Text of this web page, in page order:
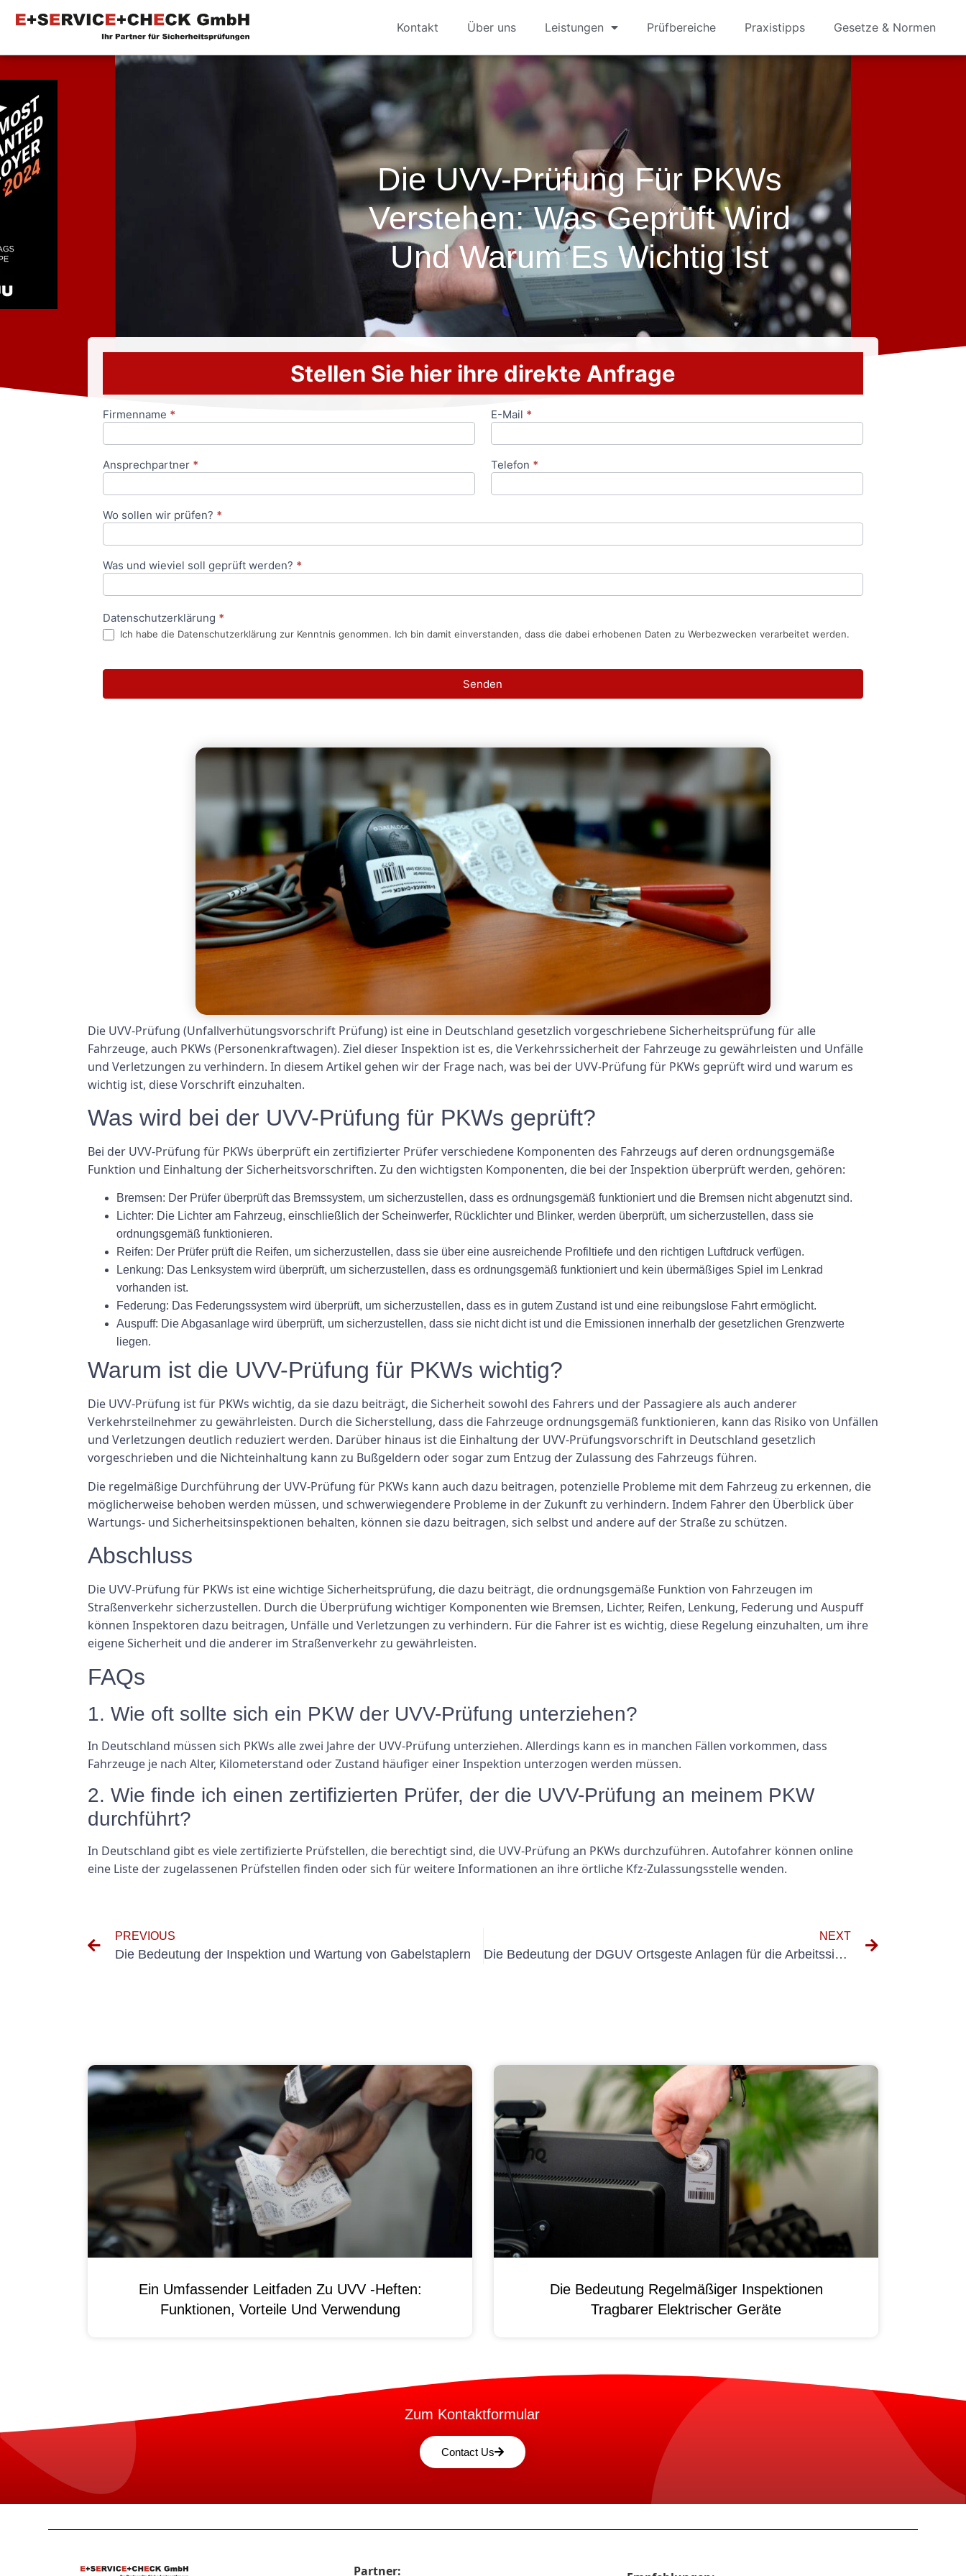
Kontakt Über uns Leistungen Prüfbereiche Praxistipps Gesetze & Normen
Die UVV-Prüfung Für PKWs
Verstehen: Was Geprüft Wird
Und Warum Es Wichtig Ist
Stellen Sie hier ihre direkte Anfrage
Anfrageformular
Firmenname * E-Mail *
Ansprechpartner * Telefon *
Wo sollen wir prüfen? *
Was und wieviel soll geprüft werden? *
Datenschutzerklärung *
Ich habe die Datenschutzerklärung zur Kenntnis genommen. Ich bin damit einverstanden, dass die dabei erhobenen Daten zu Werbezwecken verarbeitet werden.
Senden
Die UVV-Prüfung (Unfallverhütungsvorschrift Prüfung) ist eine in Deutschland gesetzlich vorgeschriebene Sicherheitsprüfung für alle
Fahrzeuge, auch PKWs (Personenkraftwagen). Ziel dieser Inspektion ist es, die Verkehrssicherheit der Fahrzeuge zu gewährleisten und Unfälle
und Verletzungen zu verhindern. In diesem Artikel gehen wir der Frage nach, was bei der UVV-Prüfung für PKWs geprüft wird und warum es
wichtig ist, diese Vorschrift einzuhalten.
Was wird bei der UVV-Prüfung für PKWs geprüft?
Bei der UVV-Prüfung für PKWs überprüft ein zertifizierter Prüfer verschiedene Komponenten des Fahrzeugs auf deren ordnungsgemäße
Funktion und Einhaltung der Sicherheitsvorschriften. Zu den wichtigsten Komponenten, die bei der Inspektion überprüft werden, gehören:
Bremsen: Der Prüfer überprüft das Bremssystem, um sicherzustellen, dass es ordnungsgemäß funktioniert und die Bremsen nicht abgenutzt sind.
Lichter: Die Lichter am Fahrzeug, einschließlich der Scheinwerfer, Rücklichter und Blinker, werden überprüft, um sicherzustellen, dass sie
ordnungsgemäß funktionieren.
Reifen: Der Prüfer prüft die Reifen, um sicherzustellen, dass sie über eine ausreichende Profiltiefe und den richtigen Luftdruck verfügen.
Lenkung: Das Lenksystem wird überprüft, um sicherzustellen, dass es ordnungsgemäß funktioniert und kein übermäßiges Spiel im Lenkrad
vorhanden ist.
Federung: Das Federungssystem wird überprüft, um sicherzustellen, dass es in gutem Zustand ist und eine reibungslose Fahrt ermöglicht.
Auspuff: Die Abgasanlage wird überprüft, um sicherzustellen, dass sie nicht dicht ist und die Emissionen innerhalb der gesetzlichen Grenzwerte
liegen.
Warum ist die UVV-Prüfung für PKWs wichtig?
Die UVV-Prüfung ist für PKWs wichtig, da sie dazu beiträgt, die Sicherheit sowohl des Fahrers und der Passagiere als auch anderer
Verkehrsteilnehmer zu gewährleisten. Durch die Sicherstellung, dass die Fahrzeuge ordnungsgemäß funktionieren, kann das Risiko von Unfällen
und Verletzungen deutlich reduziert werden. Darüber hinaus ist die Einhaltung der UVV-Prüfungsvorschrift in Deutschland gesetzlich
vorgeschrieben und die Nichteinhaltung kann zu Bußgeldern oder sogar zum Entzug der Zulassung des Fahrzeugs führen.
Die regelmäßige Durchführung der UVV-Prüfung für PKWs kann auch dazu beitragen, potenzielle Probleme mit dem Fahrzeug zu erkennen, die
möglicherweise behoben werden müssen, und schwerwiegendere Probleme in der Zukunft zu verhindern. Indem Fahrer den Überblick über
Wartungs- und Sicherheitsinspektionen behalten, können sie dazu beitragen, sich selbst und andere auf der Straße zu schützen.
Abschluss
Die UVV-Prüfung für PKWs ist eine wichtige Sicherheitsprüfung, die dazu beiträgt, die ordnungsgemäße Funktion von Fahrzeugen im
Straßenverkehr sicherzustellen. Durch die Überprüfung wichtiger Komponenten wie Bremsen, Lichter, Reifen, Lenkung, Federung und Auspuff
können Inspektoren dazu beitragen, Unfälle und Verletzungen zu verhindern. Für die Fahrer ist es wichtig, diese Regelung einzuhalten, um ihre
eigene Sicherheit und die anderer im Straßenverkehr zu gewährleisten.
FAQs
1. Wie oft sollte sich ein PKW der UVV-Prüfung unterziehen?
In Deutschland müssen sich PKWs alle zwei Jahre der UVV-Prüfung unterziehen. Allerdings kann es in manchen Fällen vorkommen, dass
Fahrzeuge je nach Alter, Kilometerstand oder Zustand häufiger einer Inspektion unterzogen werden müssen.
2. Wie finde ich einen zertifizierten Prüfer, der die UVV-Prüfung an meinem PKW
durchführt?
In Deutschland gibt es viele zertifizierte Prüfstellen, die berechtigt sind, die UVV-Prüfung an PKWs durchzuführen. Autofahrer können online
eine Liste der zugelassenen Prüfstellen finden oder sich für weitere Informationen an ihre örtliche Kfz-Zulassungsstelle wenden.
PREVIOUS
Die Bedeutung der Inspektion und Wartung von Gabelstaplern
NEXT
Die Bedeutung der DGUV Ortsgeste Anlagen für die Arbeitssicherheit verstehen
Ein Umfassender Leitfaden Zu UVV -Heften:
Funktionen, Vorteile Und Verwendung
Die Bedeutung Regelmäßiger Inspektionen
Tragbarer Elektrischer Geräte
Zum Kontaktformular
Contact Us
Partner: